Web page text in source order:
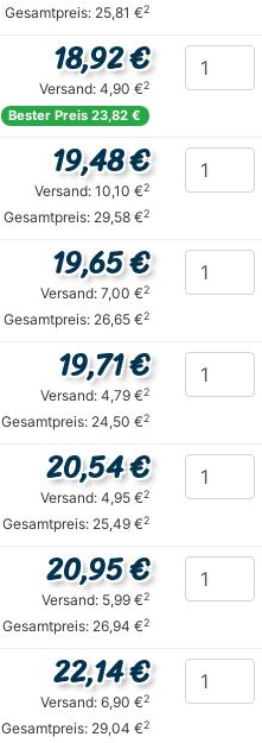
Gesamtpreis: 25,81 €2
18,92 €
Versand: 4,90 €2
Bester Preis 23,82 €
19,48 €
Versand: 10,10 €2
Gesamtpreis: 29,58 €2
19,65 €
Versand: 7,00 €2
Gesamtpreis: 26,65 €2
19,71 €
Versand: 4,79 €2
Gesamtpreis: 24,50 €2
20,54 €
Versand: 4,95 €2
Gesamtpreis: 25,49 €2
20,95 €
Versand: 5,99 €2
Gesamtpreis: 26,94 €2
22,14 €
Versand: 6,90 €2
Gesamtpreis: 29,04 €2